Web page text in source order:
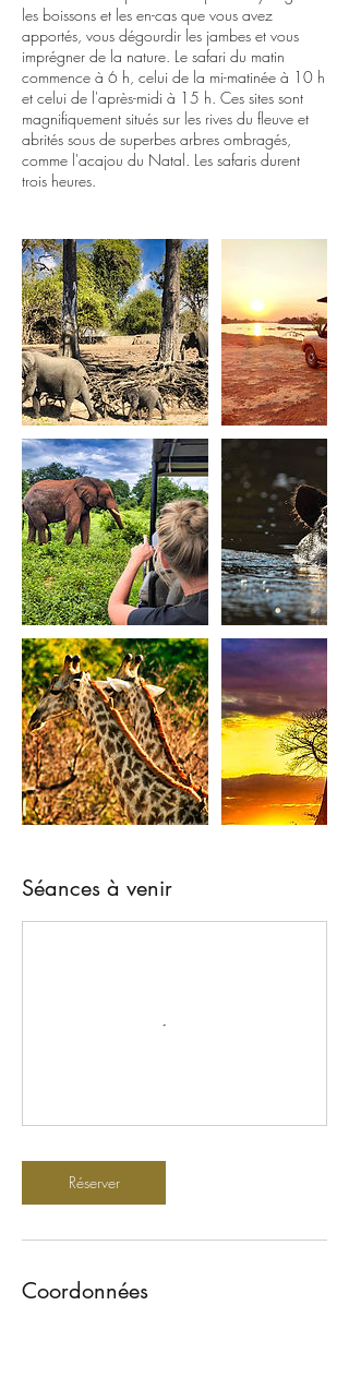
les boissons et les en-cas que vous avez
apportés, vous dégourdir les jambes et vous
imprégner de la nature. Le safari du matin
commence à 6 h, celui de la mi-matinée à 10 h
et celui de l'après-midi à 15 h. Ces sites sont
magnifiquement situés sur les rives du fleuve et
abrités sous de superbes arbres ombragés,
comme l'acajou du Natal. Les safaris durent
trois heures.
Séances à venir
Réserver
Coordonnées